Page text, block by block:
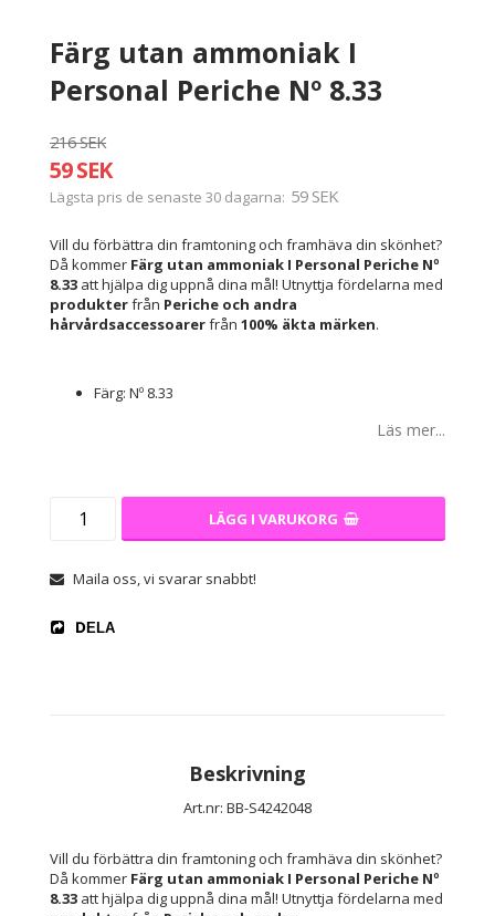
Färg utan ammoniak I
Personal Periche Nº 8.33
216 SEK
59 SEK
Lägsta pris de senaste 30 dagarna 59 SEK
Vill du förbättra din framtoning och framhäva din skönhet?
Då kommer Färg utan ammoniak I Personal Periche Nº
8.33 att hjälpa dig uppnå dina mål! Utnyttja fördelarna med
produkterfrån Periche och andra
hårvårdsaccessoarerfrån 100% äkta märken.
Färg: Nº 8.33
Läs mer...
LÄGG I VARUKORG
Maila oss, vi svarar snabbt!
DELA
Beskrivning
Art.nr: BB-S4242048
Vill du förbättra din framtoning och framhäva din skönhet?
Då kommer Färg utan ammoniak I Personal Periche Nº
8.33